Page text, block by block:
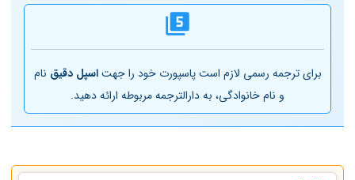
برای ترجمه رسمی لازم است پاسپورت خود را جهتاسپل دقیق نام
و نام خانوادگی، به دارالترجمه مربوطه ارائه دهید.